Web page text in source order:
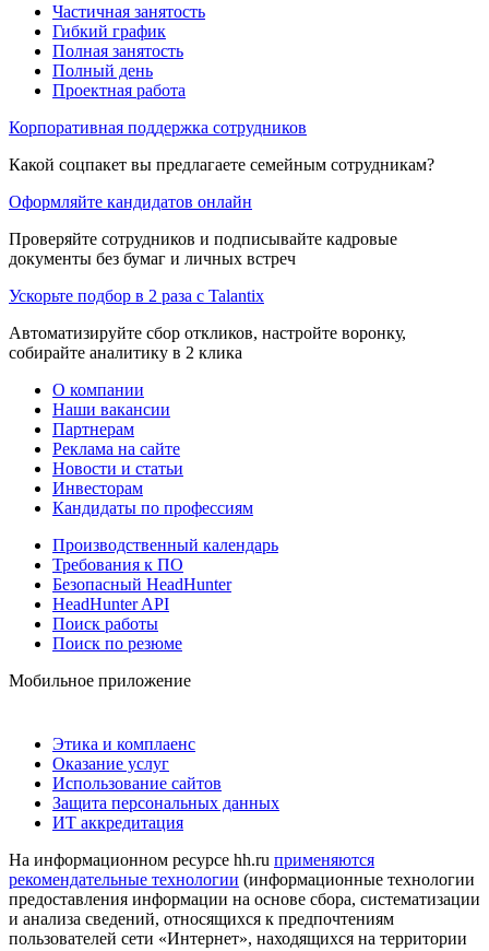
Частичная занятость
Гибкий график
Полная занятость
Полный день
Проектная работа
Корпоративная поддержка сотрудников
Какой соцпакет вы предлагаете семейным сотрудникам?
Оформляйте кандидатов онлайн
Проверяйте сотрудников и подписывайте кадровые
документы без бумаг и личных встреч
Ускорьте подбор в 2 раза с Talantix
Автоматизируйте сбор откликов, настройте воронку,
собирайте аналитику в 2 клика
О компании
Наши вакансии
Партнерам
Реклама на сайте
Новости и статьи
Инвесторам
Кандидаты по профессиям
Производственный календарь
Требования к ПО
Безопасный HeadHunter
HeadHunter API
Поиск работы
Поиск по резюме
Мобильное приложение
Этика и комплаенс
Оказание услуг
Использование сайтов
Защита персональных данных
ИТ аккредитация
На информационном ресурсе hh.ru применяются
рекомендательные технологии (информационные технологии
предоставления информации на основе сбора, систематизации
и анализа сведений, относящихся к предпочтениям
пользователей сети «Интернет», находящихся на территории